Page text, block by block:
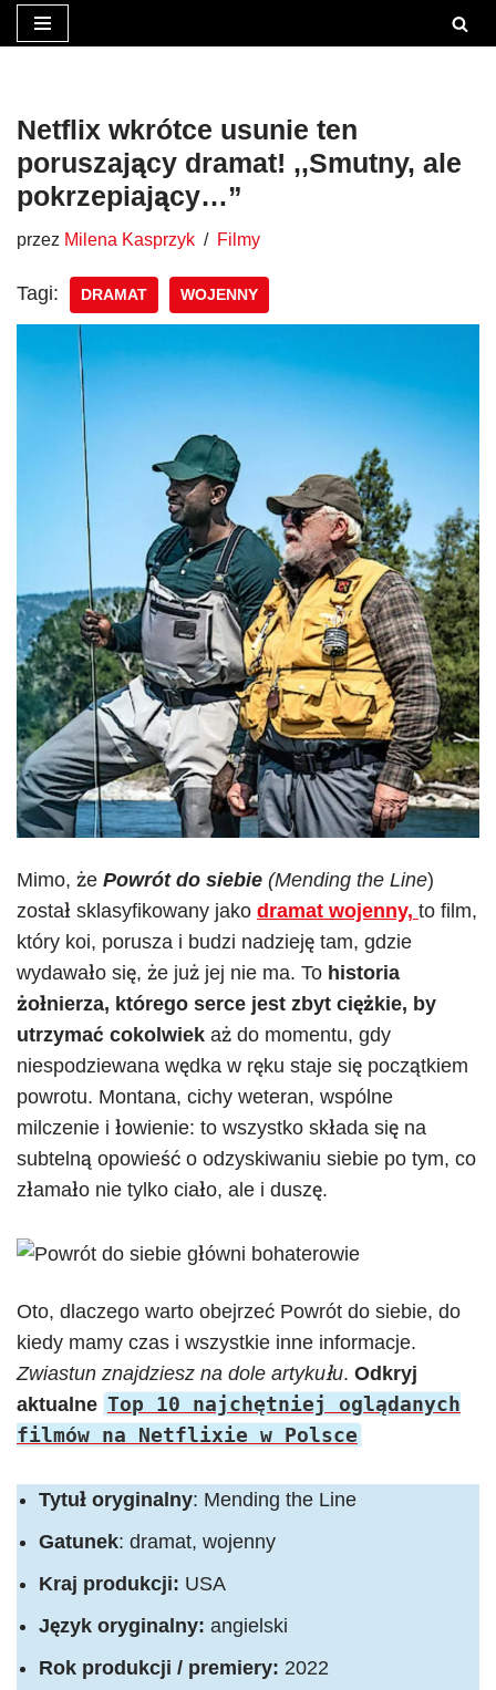
treści
Netflix wkrótce usunie ten
poruszający dramat! ,,Smutny, ale
pokrzepiający…”
przez Milena Kasprzyk Filmy
Tagi: DRAMAT WOJENNY
Mimo, że Powrót do siebie (Mending the Line)
został sklasyfikowany jako dramat wojenny, to film,
który koi, porusza i budzi nadzieję tam, gdzie
wydawało się, że już jej nie ma. To historia
żołnierza, którego serce jest zbyt ciężkie, by
utrzymać cokolwiek aż do momentu, gdy
niespodziewana wędka w ręku staje się początkiem
powrotu. Montana, cichy weteran, wspólne
milczenie i łowienie: to wszystko składa się na
subtelną opowieść o odzyskiwaniu siebie po tym, co
złamało nie tylko ciało, ale i duszę.
Oto, dlaczego warto obejrzeć Powrót do siebie, do
kiedy mamy czas i wszystkie inne informacje.
Zwiastun znajdziesz na dole artykułu. Odkryj
aktualne Top 10 najchętniej oglądanych
filmów na Netflixie w Polsce
Tytuł oryginalny: Mending the Line
Gatunek: dramat, wojenny
Kraj produkcji: USA
Język oryginalny: angielski
Rok produkcji / premiery: 2022